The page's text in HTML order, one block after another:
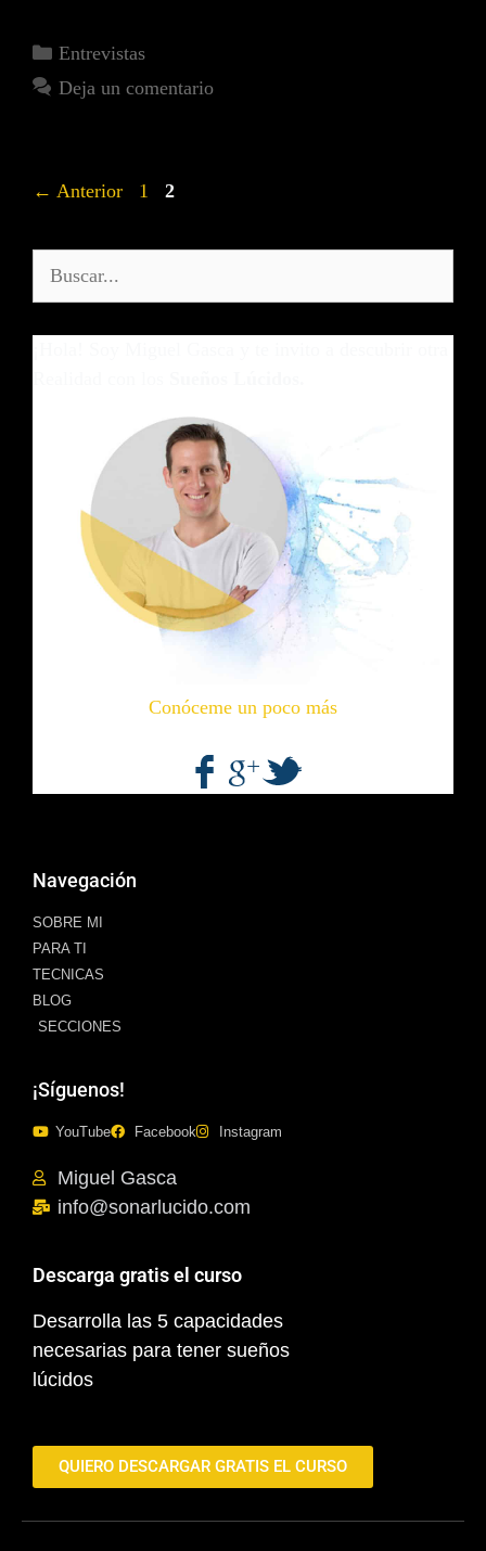
Entrevistas
Deja un comentario
← Anterior 1 2
Conóceme un poco más
Navegación
SOBRE MI
PARA TI
TECNICAS
BLOG
SECCIONES
¡Síguenos!
YouTube Facebook Instagram
Miguel Gasca
info@sonarlucido.com
Descarga gratis el curso
Desarrolla las 5 capacidades
necesarias para tener sueños
lúcidos
QUIERO DESCARGAR GRATIS EL CURSO